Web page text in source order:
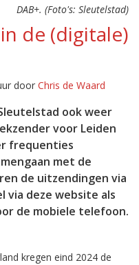
DAB+. (Foto's: Sleutelstad)
de (digitale)
door Chris de Waard
ook weer
voor Leiden
frequenties
met de
de uitzendingen via
deze website als
de mobiele telefoon.
kregen eind 2024 de